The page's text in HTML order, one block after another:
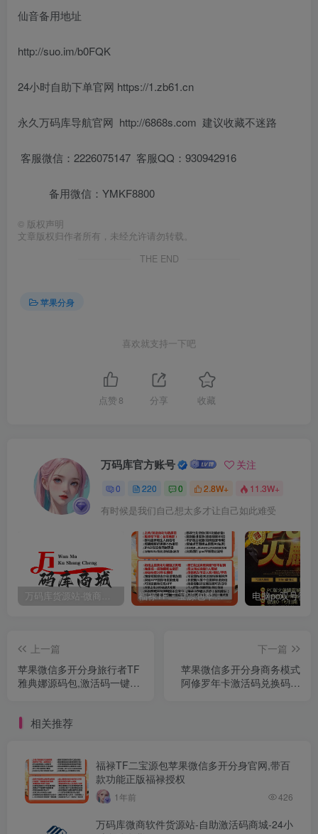
仙音备用地址
http://suo.im/b0FQK
24小时自助下单官网 https://1.zb61.cn
永久万码库导航官网 http://6868s.com 建议收藏不迷路
客服微信：2226075147 客服QQ：930942916
备用微信：YMKF8800
© 版权声明
文章版权归作者所有，未经允许请勿转载。
THE END
苹果分身
喜欢就支持一下吧
点赞 8 分享 收藏
万码库官方账号 关注
0 220 0 2.8W+ 11.3W+
有时候是我们自己想太多才让自己如此难受
万码库货源站-微商软件激活码商城-苹果安卓微信多开分身 福禄TF二宝源包苹果微信多开分身官网,带百款功能正版福禄授权
上一篇
苹果微信多开分身旅行者TF
雅典娜源码包,激活码一键转
下一篇
苹果微信多开分身商务模式
阿修罗年卡激活码兑换码官
相关推荐
福禄TF二宝源包苹果微信多开分身官网,带百
款功能正版福禄授权
1年前 426
万码库微商软件货源站-自助激活码商城-24小